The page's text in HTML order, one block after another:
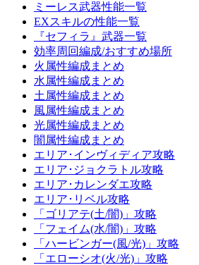
ミーレス武器性能一覧
EXスキルの性能一覧
『セフィラ』武器一覧
効率周回編成/おすすめ場所
火属性編成まとめ
水属性編成まとめ
土属性編成まとめ
風属性編成まとめ
光属性編成まとめ
闇属性編成まとめ
エリア･インヴィディア攻略
エリア･ジョクラトル攻略
エリア･カレンダエ攻略
エリア･リベル攻略
「ゴリアテ(土/闇)」攻略
「フェイム(水/闇)」攻略
「ハービンガー(風/光)」攻略
「エローシオ(火/光)」攻略